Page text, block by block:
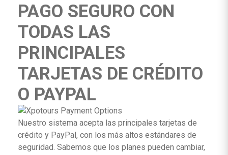
PAGO SEGURO CON
TODAS LAS
PRINCIPALES
TARJETAS DE CRÉDITO
O PAYPAL
Nuestro sistema acepta las principales tarjetas de
crédito y PayPal, con los más altos estándares de
seguridad. Sabemos que los planes pueden cambiar,